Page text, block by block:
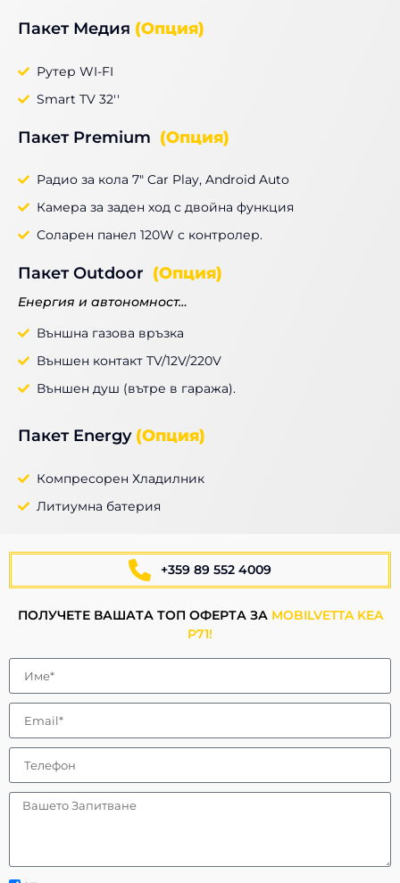
Пакет Медия (Опция)
Рутер WI-FI
Smart TV 32''
Пакет Premium (Опция)
Радио за кола 7" Car Play, Android Auto
Камера за заден ход с двойна функция
Соларен панел 120W с контролер.
Пакет Outdoor (Опция)
Енергия и автономност…
Външна газова връзка
Външен контакт TV/12V/220V
Външен душ (вътре в гаража).
Пакет Energy (Опция)
Компресорен Хладилник
Литиумна батерия
+359 89 552 4009
ПОЛУЧЕТЕ ВАШАТА ТОП ОФЕРТА ЗАMOBILVETTA KEA
P71!